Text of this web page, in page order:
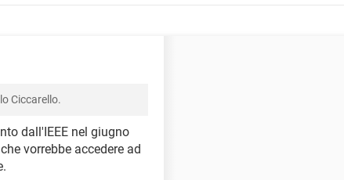
Ciccarello.
dall'IEEE nel giugno
vorrebbe accedere ad